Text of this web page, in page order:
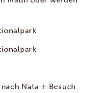
Nata + Besuch